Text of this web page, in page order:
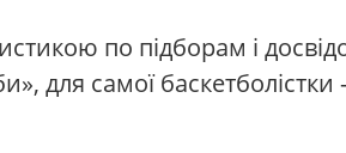
по підборам і
для самої